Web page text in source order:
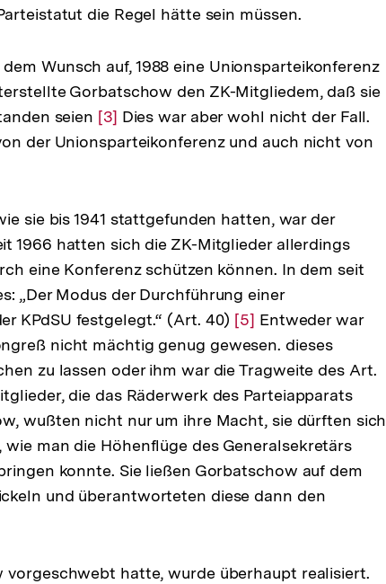
die Regel hätte sein müssen.
Wunsch auf, 1988 eine Unionsparteikonferenz
Gorbatschow den ZK-Mitgliedem, daß sie
seien Zur
Auflösung
[3] Dies war aber wohl nicht der Fall.
der Unionsparteikonferenz und auch nicht von
sie bis 1941 stattgefunden hatten, war der
1966 hatten sich die ZK-Mitglieder allerdings
eine Konferenz schützen können. In dem seit
„Der Modus der Durchführung einer
KPdSU festgelegt.“ (Art. 40) Zur
Auflösung
der
Fußnote
[5] Entweder war
nicht mächtig genug gewesen. dieses
zu lassen oder ihm war die Tragweite des Art.
die das Räderwerk des Parteiapparats
wußten nicht nur um ihre Macht, sie dürften sich
man die Höhenflüge des Generalsekretärs
konnte. Sie ließen Gorbatschow auf dem
und überantworteten diese dann den
vorgeschwebt hatte, wurde überhaupt realisiert.